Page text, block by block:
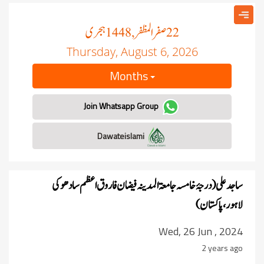
22صفر المظفر, 1448 ہجری
Thursday, August 6, 2026
Months
Join Whatsapp Group
ساجد علی (درجۂ خامسہ جامعۃ المدینہ فیضان فاروق اعظم سادھوکی
لاہور،پاکستان)
Wed, 26 Jun , 2024
2 years ago